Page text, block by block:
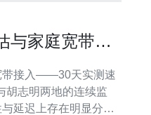
与家庭宽带接
带接入——30天实测速
延迟上存在明显分